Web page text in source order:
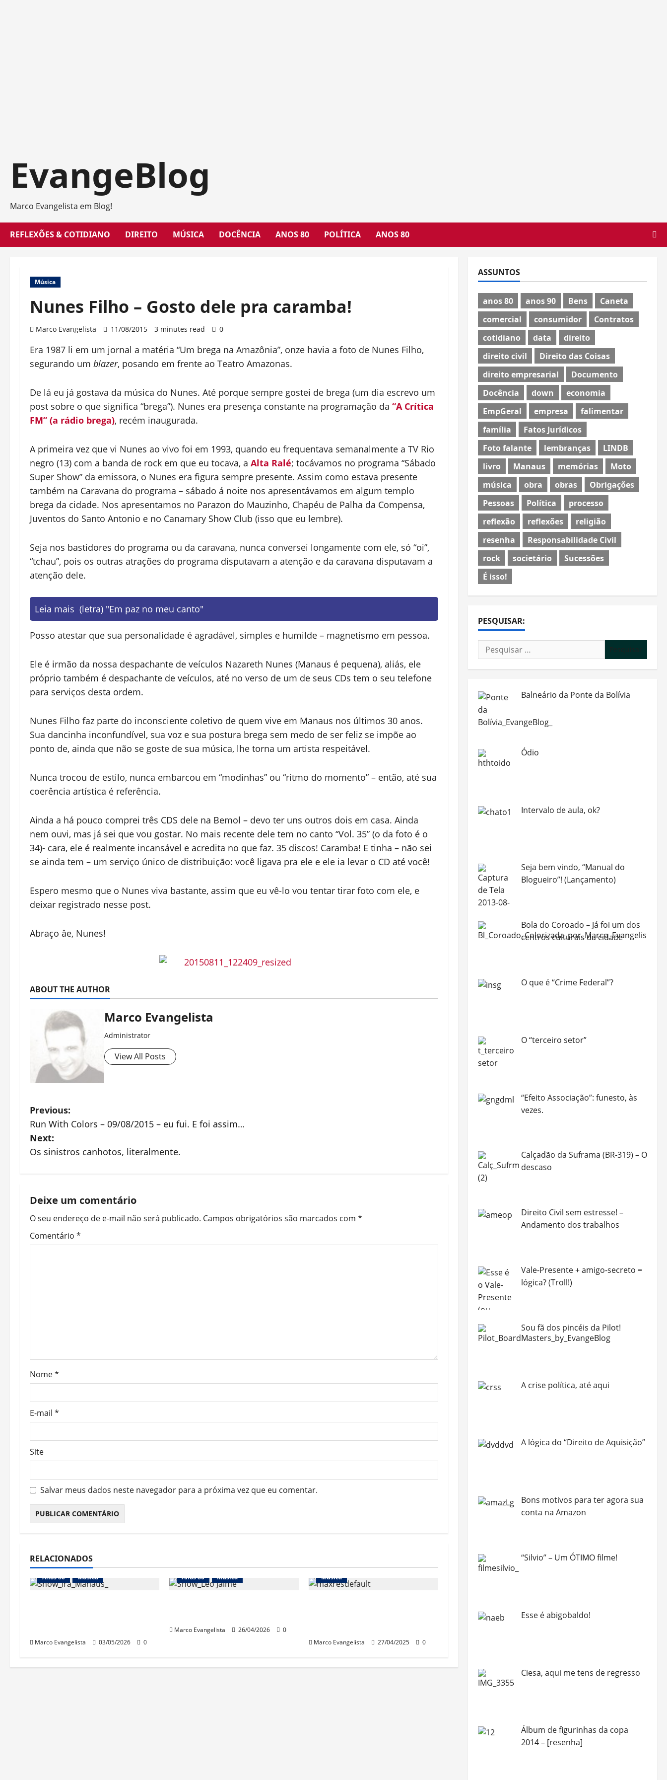
contentEvangeBlog
Marco Evangelista em Blog!
REFLEXÕES & COTIDIANO DIREITO MÚSICA DOCÊNCIA ANOS 80 POLÍTICA ANOS 80
Música
Nunes Filho – Gosto dele pra caramba!
Marco Evangelista 11/08/2015 3 minutes read 0
Era 1987 li em um jornal a matéria “Um brega na Amazônia”, onze havia a foto de Nunes Filho,
segurando um blazer, posando em frente ao Teatro Amazonas.
De lá eu já gostava da música do Nunes. Até porque sempre gostei de brega (um dia escrevo um
post sobre o que significa “brega”). Nunes era presença constante na programação da “A Crítica
FM” (a rádio brega), recém inaugurada.
A primeira vez que vi Nunes ao vivo foi em 1993, quando eu frequentava semanalmente a TV Rio
negro (13) com a banda de rock em que eu tocava, a Alta Ralé; tocávamos no programa “Sábado
Super Show” da emissora, o Nunes era figura sempre presente. Assim como estava presente
também na Caravana do programa – sábado á noite nos apresentávamos em algum templo
brega da cidade. Nos apresentamos no Parazon do Mauzinho, Chapéu de Palha da Compensa,
Juventos do Santo Antonio e no Canamary Show Club (isso que eu lembre).
Seja nos bastidores do programa ou da caravana, nunca conversei longamente com ele, só “oi”,
“tchau”, pois os outras atrações do programa disputavam a atenção e da caravana disputavam a
atenção dele.
Leia mais (letra) "Em paz no meu canto"
Posso atestar que sua personalidade é agradável, simples e humilde – magnetismo em pessoa.
Ele é irmão da nossa despachante de veículos Nazareth Nunes (Manaus é pequena), aliás, ele
próprio também é despachante de veículos, até no verso de um de seus CDs tem o seu telefone
para serviços desta ordem.
Nunes Filho faz parte do inconsciente coletivo de quem vive em Manaus nos últimos 30 anos.
Sua dancinha inconfundível, sua voz e sua postura brega sem medo de ser feliz se impõe ao
ponto de, ainda que não se goste de sua música, lhe torna um artista respeitável.
Nunca trocou de estilo, nunca embarcou em “modinhas” ou “ritmo do momento” – então, até sua
coerência artística é referência.
Ainda a há pouco comprei três CDS dele na Bemol – devo ter uns outros dois em casa. Ainda
nem ouvi, mas já sei que vou gostar. No mais recente dele tem no canto “Vol. 35” (o da foto é o
34)- cara, ele é realmente incansável e acredita no que faz. 35 discos! Caramba! E tinha – não sei
se ainda tem – um serviço único de distribuição: você ligava pra ele e ele ia levar o CD até você!
Espero mesmo que o Nunes viva bastante, assim que eu vê-lo vou tentar tirar foto com ele, e
deixar registrado nesse post.
Abraço âe, Nunes!
ABOUT THE AUTHOR
Marco Evangelista
Administrator
View All Posts
P
o
s
n
a
v
o
n
Previous:
Run With Colors – 09/08/2015 – eu fui. E foi assim…
Next:
Os sinistros canhotos, literalmente.
Deixe um comentário
O seu endereço de e-mail não será publicado. Campos obrigatórios são marcados com *
Comentário *
Nome*
E-mail *
Site
Salvar meus dados neste navegador para a próxima vez que eu comentar.
RELACIONADOS
Anos 80 Música
Marco Evangelista 03/05/2026 0
Anos 80 Música
Marco Evangelista 26/04/2026 0
Música
Marco Evangelista 27/04/2025 0
ASSUNTOS
anos 80 anos 90 Bens
Caneta
comercial
consumidor
Contratos
cotidiano
data
direito
direito civil
Direito das Coisas
direito empresarial
Documento
Docência
down
economia
EmpGeral
empresa
falimentar
família
Fatos Jurídicos
Foto falante
lembranças
LINDB
livro
Manaus memórias
Moto
música
obra obras
Obrigações
Pessoas
Política
processo
reflexão
reflexões
religião
resenha
Responsabilidade Civil
rock
societário
Sucessões
É isso!
PESQUISAR:
Pesquisar
por:
Balneário da Ponte da Bolívia
Ódio
Intervalo de aula, ok?
Seja bem vindo, “Manual do
Blogueiro”! (Lançamento)
Bola do Coroado – Já foi um dos
centros culturais da cidade
O que é “Crime Federal”?
O “terceiro setor”
“Efeito Associação”: funesto, às
vezes.
Calçadão da Suframa (BR-319) – O
descaso
Direito Civil sem estresse! –
Andamento dos trabalhos
Vale-Presente + amigo-secreto =
lógica? (Troll!)
Sou fã dos pincéis da Pilot!
A crise política, até aqui
A lógica do “Direito de Aquisição”
Bons motivos para ter agora sua
conta na Amazon
“Silvio” – Um ÓTIMO filme!
Esse é abigobaldo!
Ciesa, aqui me tens de regresso
Álbum de figurinhas da copa
2014 – [resenha]